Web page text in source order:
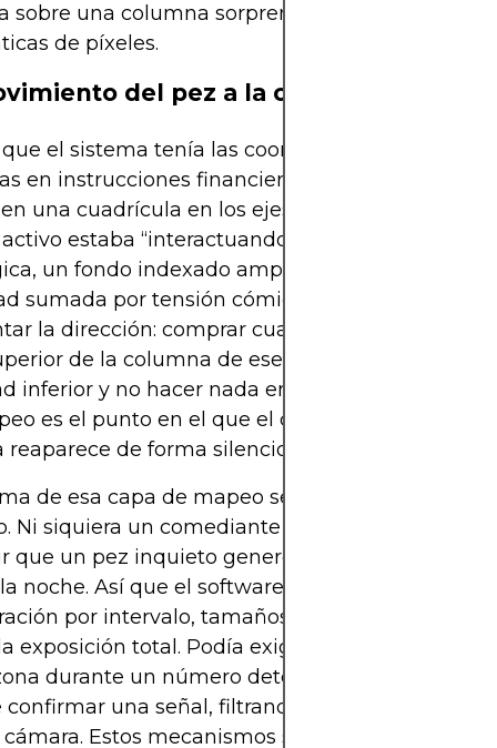
sobre una columna sorprendentemente sobria
de píxeles.
del pez a la orden de
el sistema tenía las coordenadas del pez,
en instrucciones financieras. Imaginá el tanque
una cuadrícula en los ejes x e y. Un eje podía
estaba “interactuando” el pez —una acción
un fondo indexado amplio, tal vez una
sumada por tensión cómica—. El otro eje podía
la dirección: comprar cuando el pez estuviera
de la columna de ese activo, vender
inferior y no hacer nada en una franja neutra
es el punto en el que el control de Reeves
de forma silenciosa.
de esa capa de mapeo se encontraban los
Ni siquiera un comediante quiere despertarse y
que un pez inquieto generó cientos de
noche. Así que el software podía imponer
por intervalo, tamaños de posición chicos
exposición total. Podía exigir que el pez
durante un número determinado de
confirmar una señal, filtrando movimientos
Estos mecanismos se parecen a los de